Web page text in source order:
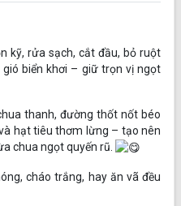
kỹ, rửa sạch, cắt đầu, bỏ ruột
biển khơi – giữ trọn vị ngọt
thanh, đường thốt nốt béo
hạt tiêu thơm lừng – tạo nên
chua ngọt quyến rũ.
cháo trắng, hay ăn vã đều